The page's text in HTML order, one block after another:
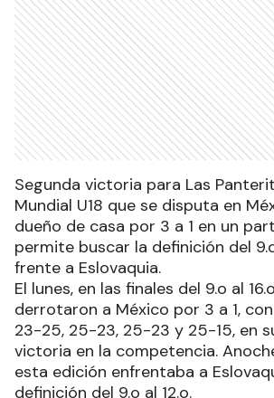
Segunda victoria para Las
Mundial U18 que se disputa en
dueño de casa por 3 a 1 en un
permite buscar la definición del
frente a Eslovaquia.
El lunes, en las finales del 9.o al
derrotaron a México por 3 a 1,
23-25, 25-23, 25-23 y 25-15, en
victoria en la competencia.
esta edición enfrentaba a
definición del 9.o al 12.o.